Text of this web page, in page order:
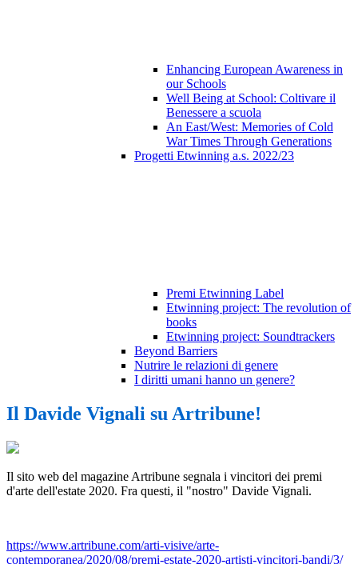
Enhancing European Awareness in
our Schools
Well Being at School: Coltivare il
Benessere a scuola
An East/West: Memories of Cold
War Times Through Generations
Progetti Etwinning a.s. 2022/23
Premi Etwinning Label
Etwinning project: The revolution of
books
Etwinning project: Soundtrackers
Beyond Barriers
Nutrire le relazioni di genere
I diritti umani hanno un genere?
Il Davide Vignali su Artribune!
Il sito web del magazine Artribune segnala i vincitori dei premi
d'arte dell'estate 2020. Fra questi, il "nostro" Davide Vignali.
https://www.artribune.com/arti-visive/arte-
contemporanea/2020/08/premi-estate-2020-artisti-vincitori-bandi/3/